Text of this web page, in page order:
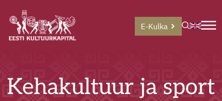
E-Kulka
Kehakultuur ja sport